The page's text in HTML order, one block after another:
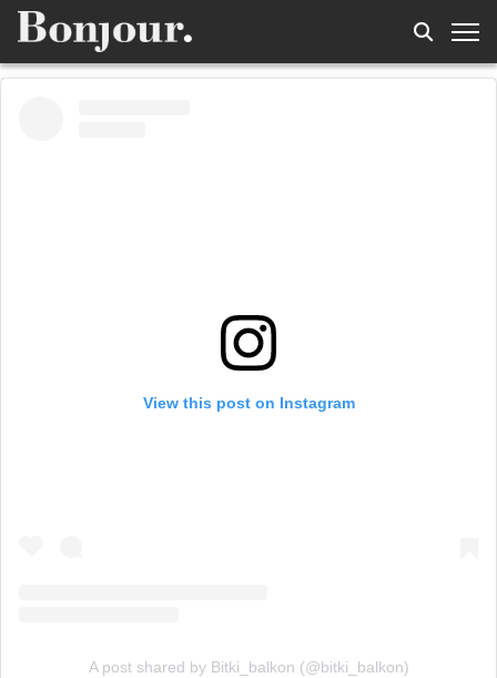
View this post on Instagram
A post shared by Bitki_balkon (@bitki_balkon)